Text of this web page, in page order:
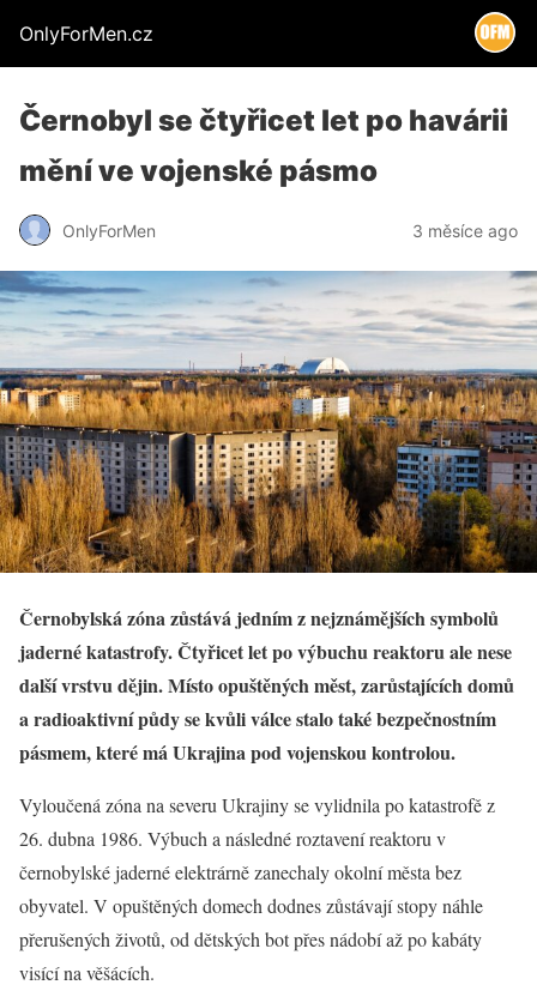
OnlyForMen.cz
Černobyl se čtyřicet let po havárii
mění ve vojenské pásmo
OnlyForMen 3 měsíce ago
Černobylská zóna zůstává jedním z nejznámějších symbolů
jaderné katastrofy. Čtyřicet let po výbuchu reaktoru ale nese
další vrstvu dějin. Místo opuštěných měst, zarůstajících domů
a radioaktivní půdy se kvůli válce stalo také bezpečnostním
pásmem, které má Ukrajina pod vojenskou kontrolou.
Vyloučená zóna na severu Ukrajiny se vylidnila po katastrofě z
26. dubna 1986. Výbuch a následné roztavení reaktoru v
černobylské jaderné elektrárně zanechaly okolní města bez
obyvatel. V opuštěných domech dodnes zůstávají stopy náhle
přerušených životů, od dětských bot přes nádobí až po kabáty
visící na věšácích.